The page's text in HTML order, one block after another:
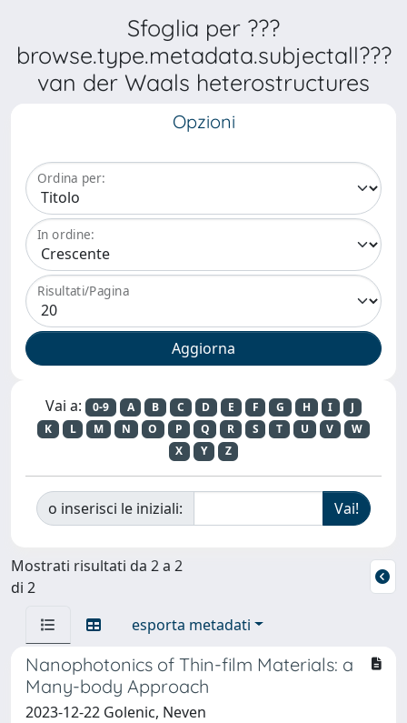
Sfoglia per ???
browse.type.metadata.subjectall???
van der Waals heterostructures
Opzioni
Ordina per:
In ordine:
Risultati/Pagina
Vai a: 0-9 A B C D E F G H I
J
K
L M N O P Q R S T U V
W
X
Y Z
o inserisci le iniziali:
Mostrati risultati da 2 a 2
di 2
esporta metadati
Nanophotonics of Thin-film Materials: a
Many-body Approach
2023-12-22 Golenic, Neven